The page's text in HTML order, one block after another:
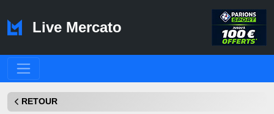
Live Mercato
RETOUR